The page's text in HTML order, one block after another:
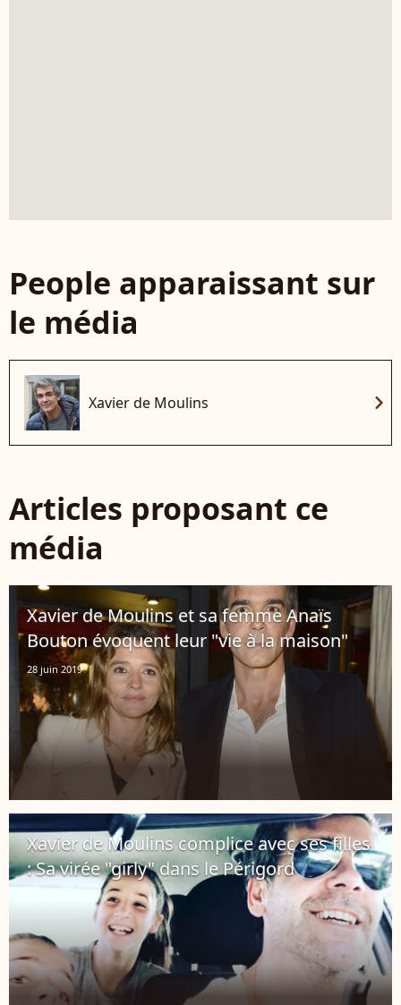
People apparaissant sur
le média
Xavier de Moulins chevron_right
Articles proposant ce
média
Xavier de Moulins et sa femme Anaïs
Bouton évoquent leur "vie à la maison"
28 juin 2019
Xavier de Moulins complice avec ses filles
: Sa virée "girly" dans le Périgord